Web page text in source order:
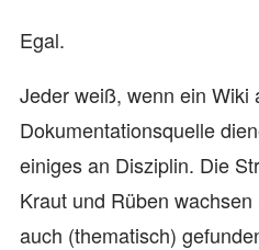
Egal.
Jeder weiß, wenn ein Wiki
Dokumentationsquelle
einiges an Disziplin. Die
Kraut und Rüben
auch (thematisch)